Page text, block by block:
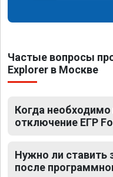
Частые вопросы
Explorer в Москве
Когда
отключение ЕГР
Нужно ли ставить
после